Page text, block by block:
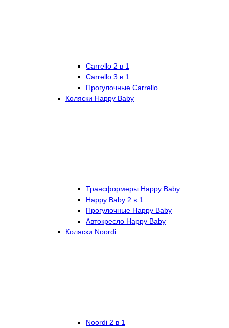
Carrello 2 в 1
Carrello 3 в 1
Прогулочные Carrello
Коляски Happy Baby
Трансформеры Happy Baby
Happy Baby 2 в 1
Прогулочные Happy Baby
Автокресло Happy Baby
Коляски Noordi
Noordi 2 в 1